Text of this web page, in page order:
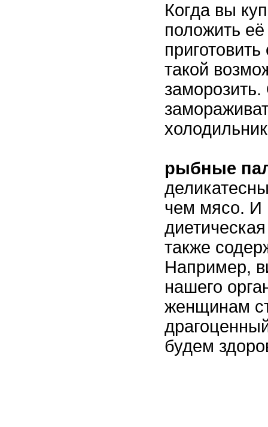
Когда вы
положить
такой
рыбные
чем мясо. И
также
Например,
нашего
женщинам
будем